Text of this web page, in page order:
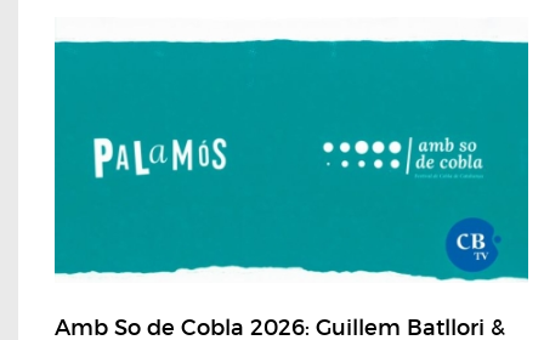
Amb So de Cobla 2026: Guillem Batllori &